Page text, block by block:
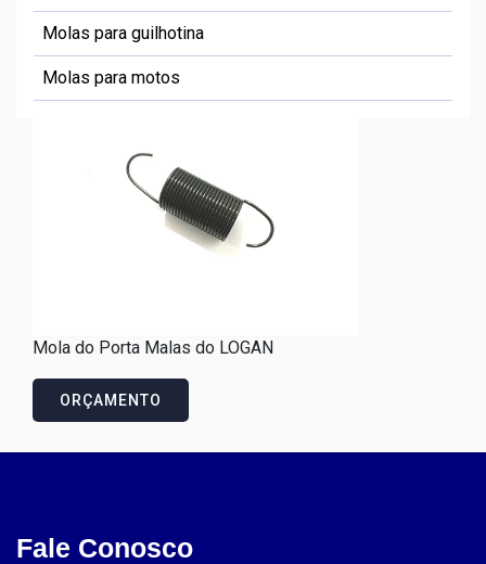
Molas para guilhotina
Molas para motos
Mola do Porta Malas do LOGAN
ORÇAMENTO
Fale Conosco